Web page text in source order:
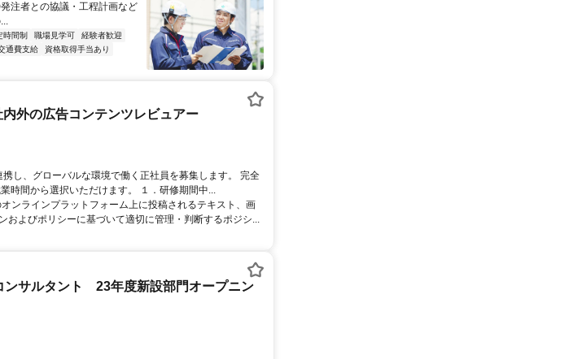
注者との協議・工程計画など
時間制 職場見学可
経験者歓迎
通費支給
資格取得手当あり
外の広告コンテンツレビュアー
し、グローバルな環境で働く正社員を募集します。 完全
時間から選択いただけます。 １．研修期間中...
ンラインプラットフォーム上に投稿されるテキスト、画
およびポリシーに基づいて適切に管理・判断するポジシ...
ンサルタント 23年度新設部門オープニン